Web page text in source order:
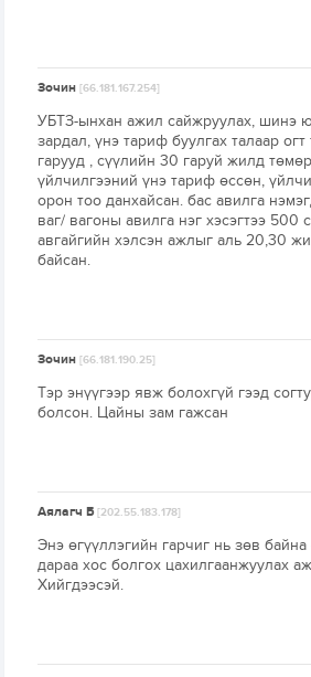
Зочин[66.181.167.254]
УБТЗ-ынхан ажил сайжруулах, шинэ
зардал, үнэ тариф буулгах талаар
гарууд , сүүлийн 30 гаруй жилд
үйлчилгээний үнэ тариф өссөн,
орон тоо данхайсан. бас авилга
ваг/ вагоны авилга нэг хэсэгтээ 500
авгайгийн хэлсэн ажлыг аль 20,30
байсан.
Зочин[66.181.190.25]
Тэр энүүгээр явж болохгүй гээд
болсон. Цайны зам гажсан
Аялагч Б[202.55.183.178]
Энэ өгүүллэгийн гарчиг нь зөв
дараа хос болгох цахилгаанжуулах
Хийгдээсэй.